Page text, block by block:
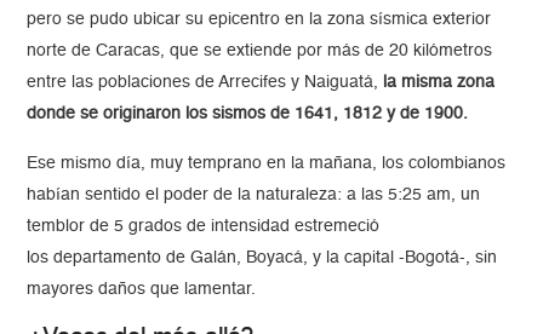
pero se pudo ubicar su epicentro en la zona sísmica exterior
norte de Caracas, que se extiende por más de 20 kilómetros
entre las poblaciones de Arrecifes y Naiguatá, la misma zona
donde se originaron los sismos de 1641, 1812 y de 1900.
Ese mismo día, muy temprano en la mañana, los colombianos
habían sentido el poder de la naturaleza: a las 5:25 am, un
temblor de 5 grados de intensidad estremeció
los departamento de Galán, Boyacá, y la capital -Bogotá-, sin
mayores daños que lamentar.